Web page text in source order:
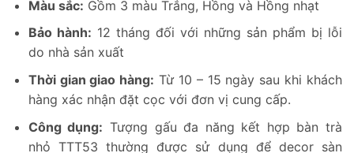
Màu sắc: Gồm 3 màu Trắng, Hồng và Hồng nhạt
Bảo hành: 12 tháng đối với những sản phẩm bị lỗi
do nhà sản xuất
Thời gian giao hàng: Từ 10 – 15 ngày sau khi khách
hàng xác nhận đặt cọc với đơn vị cung cấp.
Công dụng: Tượng gấu đa năng kết hợp bàn trà
nhỏ TTT53 thường được sử dụng để decor sàn